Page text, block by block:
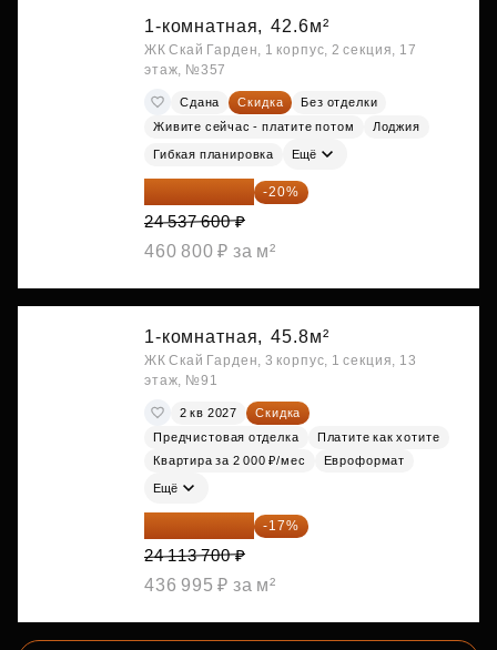
1-комнатная, 42.6м²
ЖК Скай Гарден, 1 корпус, 2 секция, 17
этаж, №357
Сдана Скидка
Без отделки
Живите сейчас - платите потом
Лоджия
Гибкая планировка Ещё
19 630 080 ₽ -20%
24 537 600 ₽
460 800 ₽ за м²
1-комнатная, 45.8м²
ЖК Скай Гарден, 3 корпус, 1 секция, 13
этаж, №91
2 кв 2027
Скидка
Предчистовая отделка
Платите как хотите
Квартира за 2 000 ₽/мес
Евроформат
Ещё
20 014 371 ₽ -17%
24 113 700 ₽
436 995 ₽ за м²